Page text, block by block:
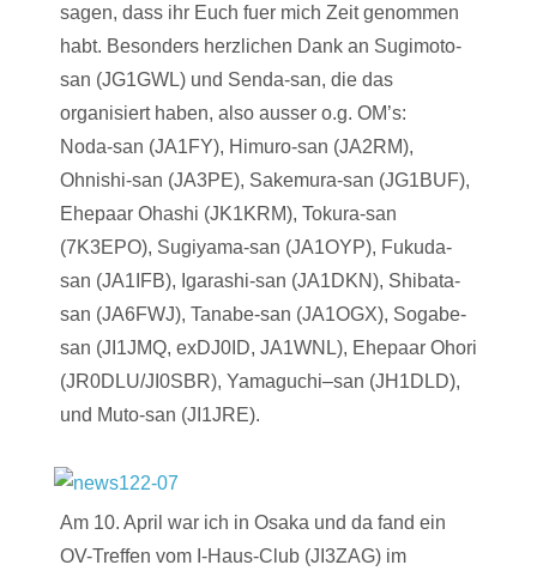
sagen, dass ihr Euch fuer mich Zeit genommen
habt. Besonders herzlichen Dank an Sugimoto-
san (JG1GWL) und Senda-san, die das
organisiert haben, also ausser o.g. OM’s:
Noda-san (JA1FY), Himuro-san (JA2RM),
Ohnishi-san (JA3PE), Sakemura-san (JG1BUF),
Ehepaar Ohashi (JK1KRM), Tokura-san
(7K3EPO), Sugiyama-san (JA1OYP), Fukuda-
san (JA1IFB), Igarashi-san (JA1DKN), Shibata-
san (JA6FWJ), Tanabe-san (JA1OGX), Sogabe-
san (JI1JMQ, exDJ0ID, JA1WNL), Ehepaar Ohori
(JR0DLU/JI0SBR), Yamaguchi–san (JH1DLD),
und Muto-san (JI1JRE).
Am 10. April war ich in Osaka und da fand ein
OV-Treffen vom I-Haus-Club (JI3ZAG) im